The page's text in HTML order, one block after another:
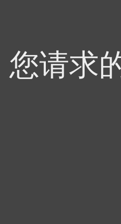
您请求